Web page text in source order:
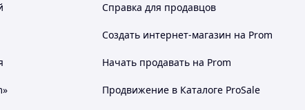
Справка для продавцов
Создать интернет-магазин на Prom
Начать продавать на Prom
Продвижение в Каталоге ProSale